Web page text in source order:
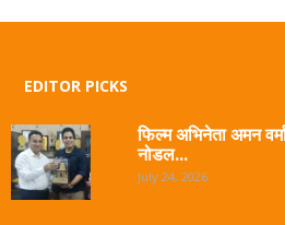
EDITOR PICKS
फिल्म अभिनेता अमन
नोडल...
July 24, 2026